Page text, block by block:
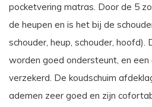
pocketvering matras. Door de 5
de heupen en is het bij de
schouder, heup, schouder, hoofd).
worden goed ondersteunt, en een
verzekerd. De koudschuim
ademen zeer goed en zijn